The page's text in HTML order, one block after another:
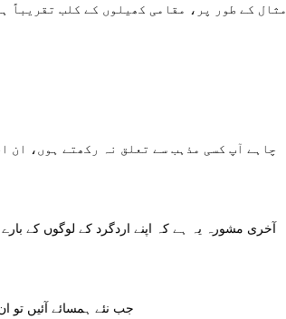
مثال کے طور پر، مقامی کھیلوں کے کلب تقریباً
چاہے آپ کسی مذہب سے تعلق نہ رکھتے ہوں، ان
آخری مشورہ یہ ہے کہ اپنے اردگرد کے لوگوں کے
جب نئے ہمسائے آئیں تو